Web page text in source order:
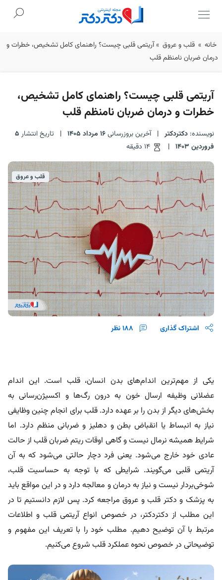
Skip
to
خانه » قلب و عروق »آریتمی قلبی چیست؟ راهنمای کامل تشخیص، خطرات و
درمان ضربان نامنظم قلب
آریتمی قلبی چیست؟ راهنمای کامل تشخیص،
خطرات و درمان ضربان نامنظم قلب
نویسنده: دکتردکتر | آخرین بروزرسانی16 مرداد 1405 | تاریخ انتشار 5
فروردین 1403
|
قلب و عروق
اشتراک گذاری 188نظر
یکی از مهم‌ترین اندام‌های بدن انسان، قلب است. این اندام
عضلانی وظیفه ارسال خون به درون رگ‌ها و اکسیژن‌رسانی به
بخش‌های دیگر از بدن را بر عهده دارد. قلب برای انجام چنین وظایفی
نیاز به انبساط یا انقباض بطن و دهلیز و ضربانی منظم دارد. اما
شرایط همیشه نرمال نیست و گاهی اوقات ریتم ضربان قلب از حالت
عادی خود خارج می‌شود. یعنی فرد دچار حالتی می‌شود که به آن
آریتمی قلبی می‌گویند. شرایطی که با توجه به حساسیت قلب،
شوخی‌بردار نیست و نیاز به درمان و معالجه دارد و در این مواقع باید
به پزشک و دکتر قلب و عروق مراجعه کرد. پس لازم دانستیم تا در
این مطلب از دکتردکتر، در خصوص انواع آریتمی قلب و اطلاعات
مرتبط با آن توضیح دهیم. مطلب خود را با تعریف این مفهوم و
توضیحاتی در خصوص نحوه عملکرد قلب شروع می‌کنیم.